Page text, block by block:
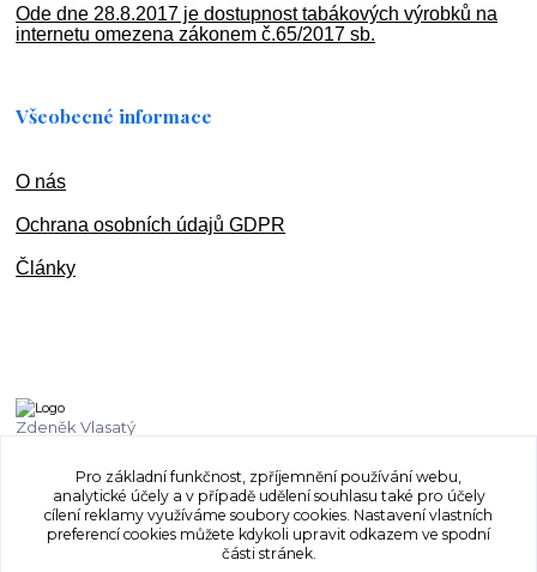
Ode dne 28.8.2017 je dostupnost tabákových výrobků na
internetu omezena zákonem č.65/2017 sb.
Všeobecné informace
O nás
Ochrana osobních údajů GDPR
Články
Zdeněk Vlasatý
vlasaty.zdenek@centrum.cz
Pro základní funkčnost, zpříjemnění používání webu,
analytické účely a v případě udělení souhlasu také pro účely
cílení reklamy využíváme soubory cookies. Nastavení vlastních
preferencí cookies můžete kdykoli upravit odkazem ve spodní
části stránek.